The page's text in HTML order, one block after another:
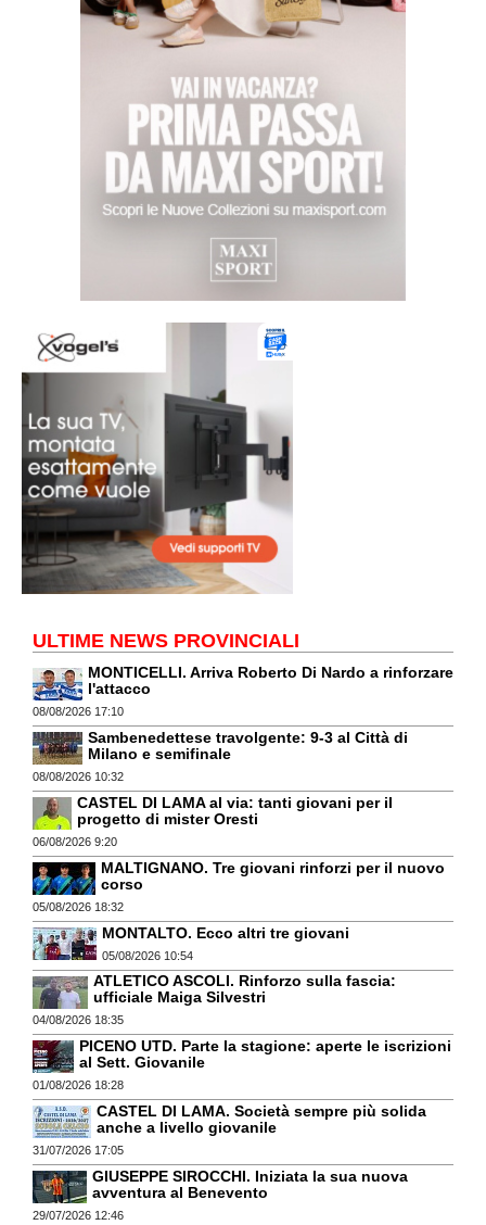
ULTIME NEWS PROVINCIALI
MONTICELLI. Arriva Roberto Di Nardo a rinforzare
l'attacco
08/08/2026 17:10
Sambenedettese travolgente: 9-3 al Città di
Milano e semifinale
08/08/2026 10:32
CASTEL DI LAMA al via: tanti giovani per il
progetto di mister Oresti
06/08/2026 9:20
MALTIGNANO. Tre giovani rinforzi per il nuovo
corso
05/08/2026 18:32
MONTALTO. Ecco altri tre giovani
05/08/2026 10:54
ATLETICO ASCOLI. Rinforzo sulla fascia:
ufficiale Maiga Silvestri
04/08/2026 18:35
PICENO UTD. Parte la stagione: aperte le iscrizioni
al Sett. Giovanile
01/08/2026 18:28
CASTEL DI LAMA. Società sempre più solida
anche a livello giovanile
31/07/2026 17:05
GIUSEPPE SIROCCHI. Iniziata la sua nuova
avventura al Benevento
29/07/2026 12:46